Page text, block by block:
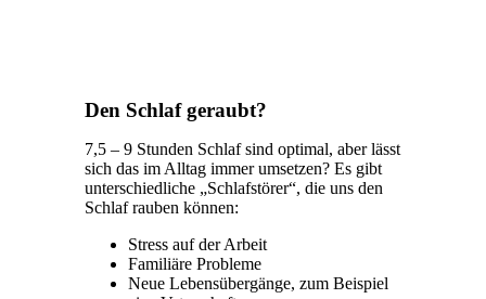
Den Schlaf geraubt?
7,5 – 9 Stunden Schlaf sind optimal, aber lässt
sich das im Alltag immer umsetzen? Es gibt
unterschiedliche „Schlafstörer“, die uns den
Schlaf rauben können:
Stress auf der Arbeit
Familiäre Probleme
Neue Lebensübergänge, zum Beispiel